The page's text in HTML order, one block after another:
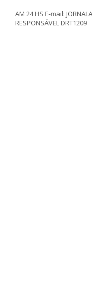
AM 24 HS E-mail:
RESPONSÁVEL DRT1209